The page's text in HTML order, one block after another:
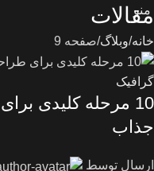
منو
مقالات
خانه وبلاگ صفحه 9
گرافیک
10 مرحله کلیدی
جذاب
ارسال توسط